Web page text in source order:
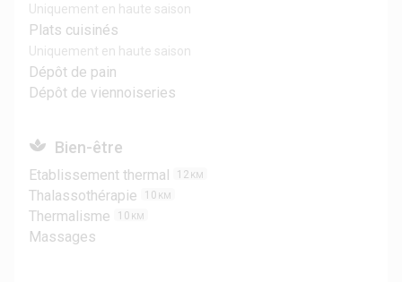
Uniquement en haute saison
Plats cuisinés
Uniquement en haute saison
Dépôt de pain
Dépôt de viennoiseries
Bien-être
Etablissement thermal 12 KM
Thalassothérapie 10 KM
Thermalisme 10 KM
Massages